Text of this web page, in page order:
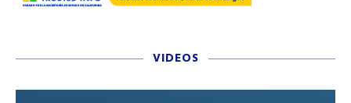
VIDEOS